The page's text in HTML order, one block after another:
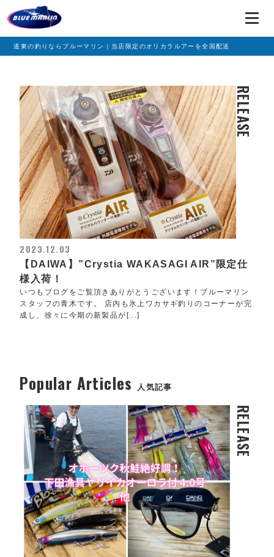
道東の釣りならブルーマリン｜当店限定のオリカラルアーを全国配送
RELEASE
2023.12.03
【DAIWA】”Crystia WAKASAGI AIR”限定仕
様入荷！
いつもブログをご覧頂きありがとうございます！ブルーマリン
スタッフの青木です。 店内も氷上ワカサギ釣りのコーナーが完
成し、徐々に今期の新製品が[...]
Popular Articles 人気記事
RELEASE